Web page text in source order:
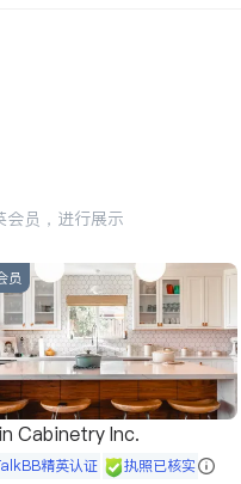
员，进行展示
员
Cabinetry Inc.
精英认证 执照已核实